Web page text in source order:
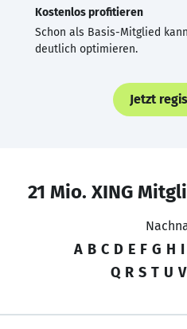
Kostenlos profitieren
Schon als Basis-Mitglied
deutlich optimieren.
Jetzt
21 Mio. XING
A B C D E F G H I
Q R S T U V